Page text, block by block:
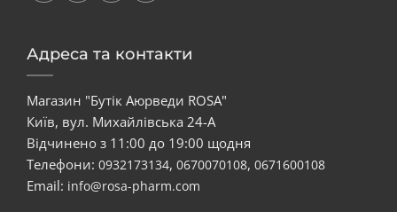
Адреса та контакти
Магазин "Бутік Аюрведи ROSA"
Київ, вул. Михайлівська 24-А
Відчинено з 11:00 до 19:00 щодня
Телефони: 0932173134, 0670070108, 0671600108
Email: info@rosa-pharm.com